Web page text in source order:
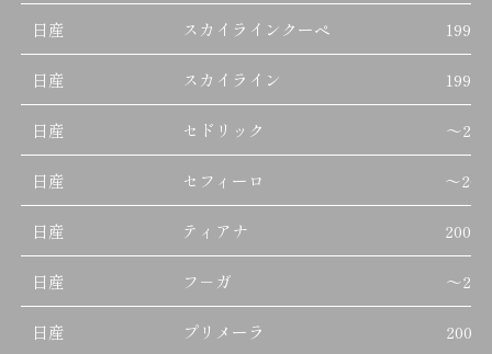
日産 スカイラインクーペ
日産 スカイライン
日産 セドリック ～
日産 セフィーロ ～
日産 ティアナ 2003/
日産 フ－ガ ～
日産 プリメーラ